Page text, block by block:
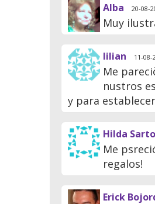
Alba 20-08-
Muy
lilian 11-08-
Me
nustros
y para
Hilda
Me
regalos!
Erick